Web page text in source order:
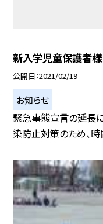
新入学児童保護者
公開日 2021/02/19
お知らせ
緊急事態宣言の延長
染防止対策のため、